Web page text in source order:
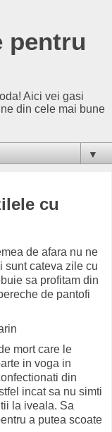
pentru
Aici vei gasi
din cele mai bune
▼
cu
de afara nu ne
sunt cateva zile cu
sa profitam din
de pantofi
mort care le
in voga in
din
incat sa nu simti
la iveala. Sa
a putea scoate